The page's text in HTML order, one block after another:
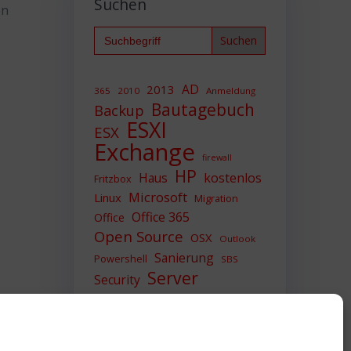
Suchen
Search
for:
365 2010 2013 AD Anmeldung
Backup Bautagebuch
ESX ESXI
Exchange firewall
Fritzbox Haus HP kostenlos
Linux Microsoft Migration
Office Office 365
Open Source OSX Outlook
Powershell Sanierung SBS
Security Server
Sicherheit SIEM